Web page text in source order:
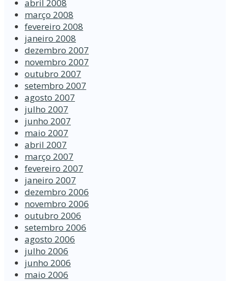
abril 2008
março 2008
fevereiro 2008
janeiro 2008
dezembro 2007
novembro 2007
outubro 2007
setembro 2007
agosto 2007
julho 2007
junho 2007
maio 2007
abril 2007
março 2007
fevereiro 2007
janeiro 2007
dezembro 2006
novembro 2006
outubro 2006
setembro 2006
agosto 2006
julho 2006
junho 2006
maio 2006